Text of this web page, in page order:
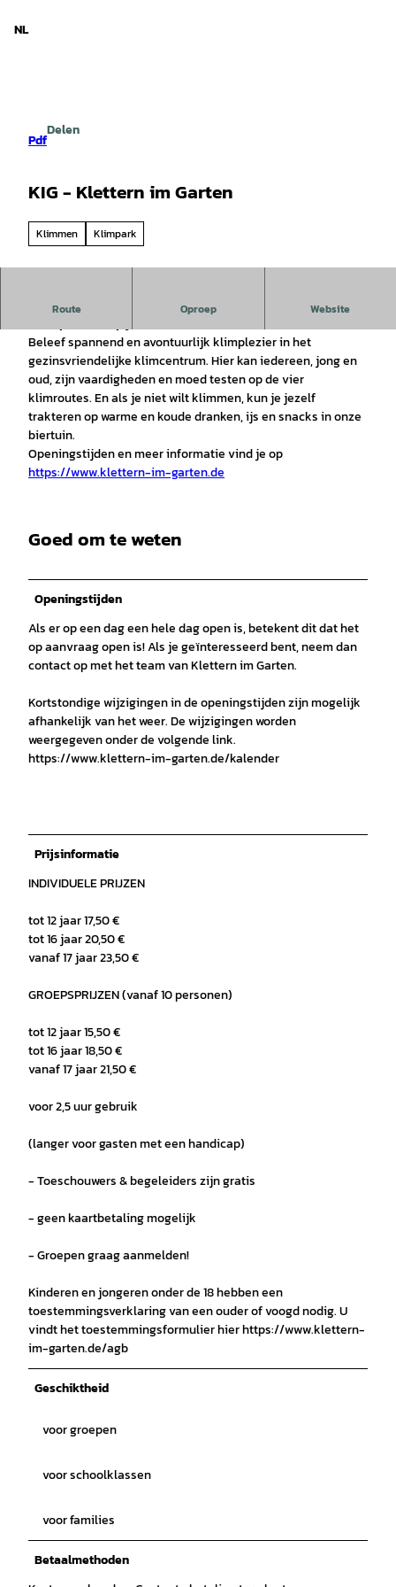
NL
Pdf
Delen
KIG - Klettern im Garten
Klimmen Klimpark
Route Oproep Website
Op het 4500 m² grote parkterrein ligt een spannende
Beleef spannend en avontuurlijk klimplezier in het
gezinsvriendelijke klimcentrum. Hier kan iedereen, jong en
oud, zijn vaardigheden en moed testen op de vier
klimroutes. En als je niet wilt klimmen, kun je jezelf
trakteren op warme en koude dranken, ijs en snacks in onze
biertuin.
Openingstijden en meer informatie vind je op
https://www.klettern-im-garten.de
Goed om te weten
Openingstijden
Als er op een dag een hele dag open is, betekent dit dat het
op aanvraag open is! Als je geïnteresseerd bent, neem dan
contact op met het team van Klettern im Garten.
Kortstondige wijzigingen in de openingstijden zijn mogelijk
afhankelijk van het weer. De wijzigingen worden
weergegeven onder de volgende link.
https://www.klettern-im-garten.de/kalender
Prijsinformatie
INDIVIDUELE PRIJZEN
tot 12 jaar 17,50 €
tot 16 jaar 20,50 €
vanaf 17 jaar 23,50 €
GROEPSPRIJZEN (vanaf 10 personen)
tot 12 jaar 15,50 €
tot 16 jaar 18,50 €
vanaf 17 jaar 21,50 €
voor 2,5 uur gebruik
(langer voor gasten met een handicap)
- Toeschouwers & begeleiders zijn gratis
- geen kaartbetaling mogelijk
- Groepen graag aanmelden!
Kinderen en jongeren onder de 18 hebben een
toestemmingsverklaring van een ouder of voogd nodig. U
vindt het toestemmingsformulier hier https://www.klettern-
im-garten.de/agb
Geschiktheid
voor groepen
voor schoolklassen
voor families
Betaalmethoden